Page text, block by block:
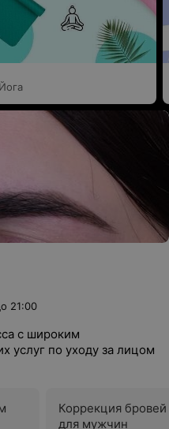
Йога
21:00
с широким
услуг по уходу за лицом
Коррекция
для мужчин